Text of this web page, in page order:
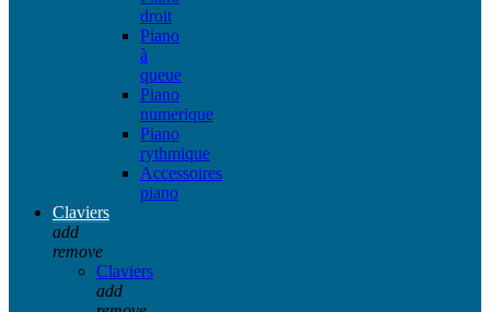
droit
Piano
à
queue
Piano
numerique
Piano
rythmique
Accessoires
piano
Claviers
add
remove
Claviers
add